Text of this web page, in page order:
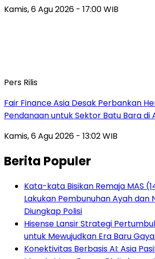
Kamis, 6 Agu 2026 - 17:00 WIB
Pers Rilis
Fair Finance Asia Desak Perbankan
Pendanaan untuk Sektor Batu Bara di
Kamis, 6 Agu 2026 - 13:02 WIB
Berita Populer
Kata-kata Bisikan Remaja MAS
Lakukan Pembunuhan Ayah dan
Diungkap Polisi
Hisense Lansir Strategi
untuk Mewujudkan Era Baru
Konektivitas Berbasis AI: Asia